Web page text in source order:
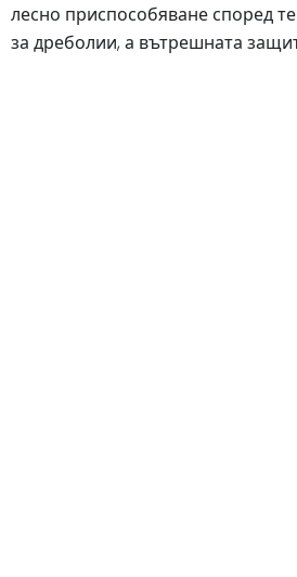
лесно приспособяване според
за дреболии, а вътрешната